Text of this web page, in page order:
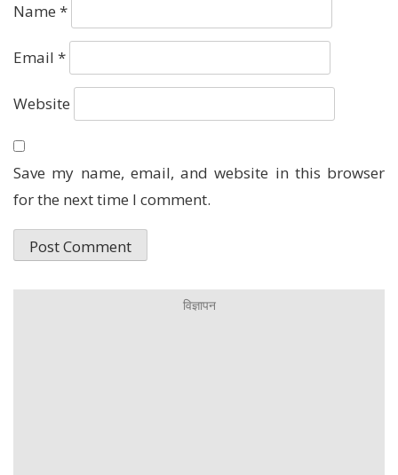
Name *
Email *
Website
Save my name, email, and website in this browser
for the next time I comment.